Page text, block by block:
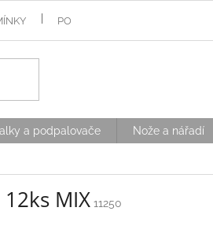
PODMÍNKY OCHRANY
a podpalovače Nože a nářadí
MIX 11250